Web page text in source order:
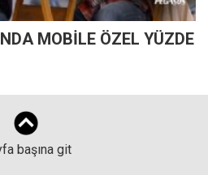
MOBİLE ÖZEL YÜZDE
başına git